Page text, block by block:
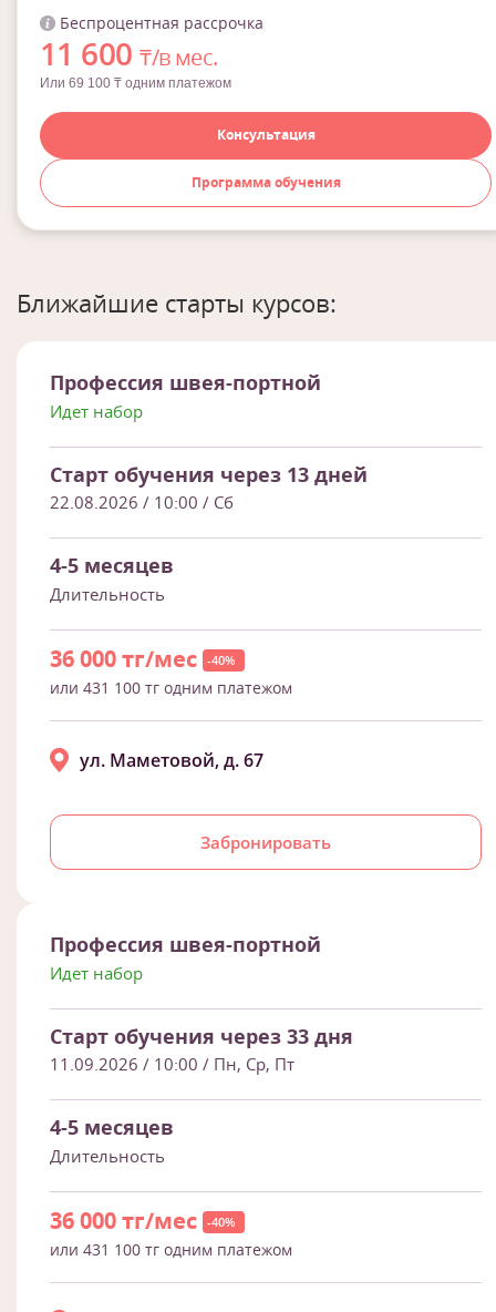
Беспроцентная рассрочка
11 600₸/в мес.
Или 69 100 ₸ одним платежом
Консультация
Программа обучения
Ближайшие старты курсов:
Профессия швея-портной
Идет набор
Старт обучения через 13 дней
22.08.2026 / 10:00 / Сб
4-5 месяцев
Длительность
36 000 тг/мес -40%
или 431 100 тг одним платежом
Забронировать
ул. Маметовой, д. 67
Профессия швея-портной
Идет набор
Старт обучения через 33 дня
11.09.2026 / 10:00 / Пн, Ср, Пт
4-5 месяцев
Длительность
36 000 тг/мес -40%
или 431 100 тг одним платежом